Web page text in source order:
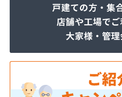
サーラプラザ蒲郡
サンダイ燃料店
ジェイエイ・トービス株式
ダイイチガスコム株式会社
チリウヒーターサービス